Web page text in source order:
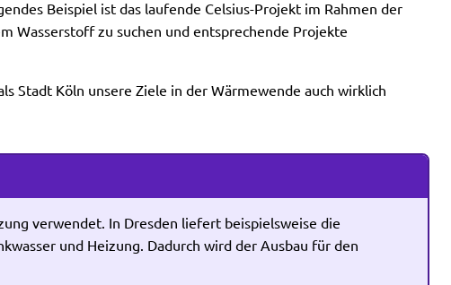
Beispiel ist das laufende Celsius-Projekt im Rahmen der
Wasserstoff zu suchen und entsprechende Projekte
Stadt Köln unsere Ziele in der Wärmewende auch wirklich
verwendet. In Dresden liefert beispielsweise die
und Heizung. Dadurch wird der Ausbau für den